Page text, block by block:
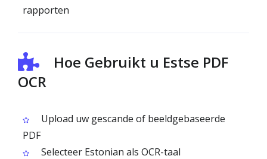
rapporten
Hoe Gebruikt u Estse PDF
OCR
Upload uw gescande of beeldgebaseerde
PDF
Selecteer Estonian als OCR-taal